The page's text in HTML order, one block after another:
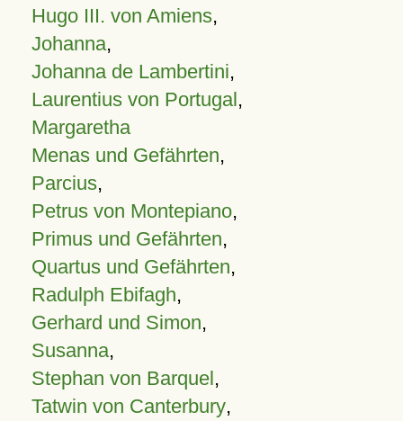
Hugo III. von Amiens,
Johanna,
Johanna de Lambertini,
Laurentius von Portugal,
Margaretha
Menas und Gefährten,
Parcius,
Petrus von Montepiano,
Primus und Gefährten,
Quartus und Gefährten,
Radulph Ebifagh,
Gerhard und Simon,
Susanna,
Stephan von Barquel,
Tatwin von Canterbury,